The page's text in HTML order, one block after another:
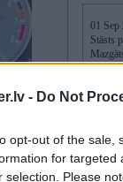
- Do Not
opt-out of the sale,
for targeted
selection. Please
1290
01 Sep
Stāsts
dažām
galīgi
pezda
Kāds
mazāks.